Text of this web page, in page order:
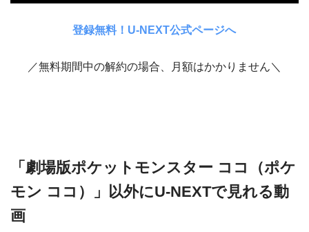
登録無料！U-NEXT公式ページへ
／無料期間中の解約の場合、月額はかかりません＼
「劇場版ポケットモンスター ココ（ポケ
モン ココ）」以外にU-NEXTで見れる動
画